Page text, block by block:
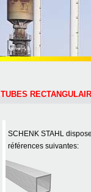
TUBES
SCHENK STAHL
références suivantes: